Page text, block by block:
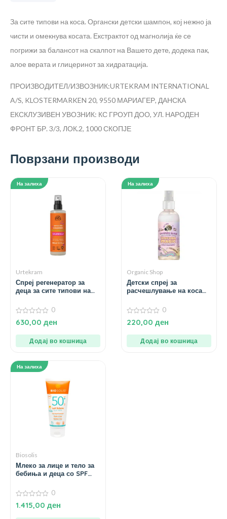
За сите типови на коса. Органски детски шампон, кој нежно ја
чисти и омекнува косата. Екстрактот од магнолија ќе се
погрижи за балансот на скалпот на Вашето дете, додека пак,
алое верата и глицеринот за хидратација.
ПРОИЗВОДИТЕЛ/ИЗВОЗНИК:URTEKRAM INTERNATIONAL
A/S, KLOSTERMARKEN 20, 9550 МАРИАГЕР, ДАНСКА
ЕКСКЛУЗИВЕН УВОЗНИК: КС ГРОУП ДОО, УЛ. НАРОДЕН
ФРОНТ БР. 3/3, ЛОК.2, 1000 СКОПЈЕ
Поврзани производи
На залиха
Urtekram
Спреј регенератор за
деца за сите типови на
0
од
0
630,00 ден
Додај во кошница
На залиха
Organic Shop
Детски спреј за
расчешлување на коса
0
од
0
220,00 ден
Додај во кошница
На залиха
Biosolis
Млеко за лице и тело за
бебиња и деца со SPF
0
од
0
1.415,00 ден